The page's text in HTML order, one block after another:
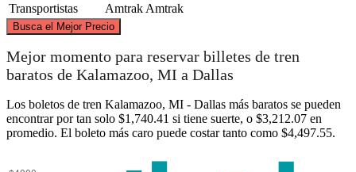
Transportistas
Amtrak Amtrak
Busca el Mejor Precio
©
Mejor momento para reservar billetes de tren
baratos de Kalamazoo, MI a Dallas
Los boletos de tren Kalamazoo, MI - Dallas más baratos se pueden
encontrar por tan solo $1,740.41 si tiene suerte, o $3,212.07 en
promedio. El boleto más caro puede costar tanto como $4,497.55.